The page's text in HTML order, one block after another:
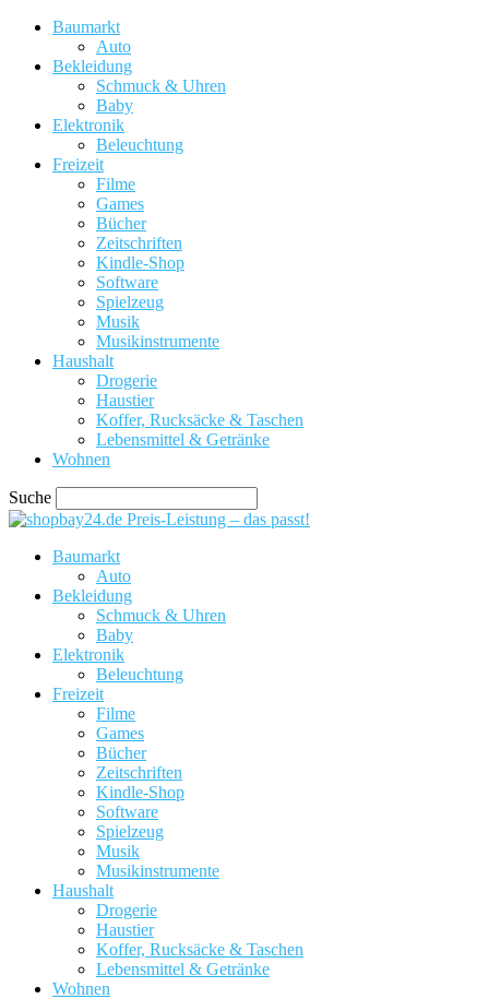
Baumarkt
Auto
Bekleidung
Schmuck & Uhren
Baby
Elektronik
Beleuchtung
Freizeit
Filme
Games
Bücher
Zeitschriften
Kindle-Shop
Software
Spielzeug
Musik
Musikinstrumente
Haushalt
Drogerie
Haustier
Koffer, Rucksäcke & Taschen
Lebensmittel & Getränke
Wohnen
Suche
Preis-Leistung – das passt!
Baumarkt
Auto
Bekleidung
Schmuck & Uhren
Baby
Elektronik
Beleuchtung
Freizeit
Filme
Games
Bücher
Zeitschriften
Kindle-Shop
Software
Spielzeug
Musik
Musikinstrumente
Haushalt
Drogerie
Haustier
Koffer, Rucksäcke & Taschen
Lebensmittel & Getränke
Wohnen